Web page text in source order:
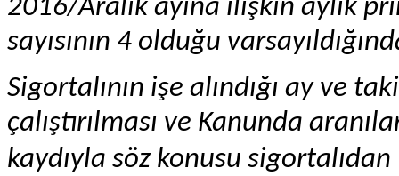
2016/Aralık ayına ilişkin aylık
sayısının 4 olduğu
Sigortalının işe alındığı ay ve
çalıştırılması ve Kanunda
kaydıyla söz konusu sigortalıdan